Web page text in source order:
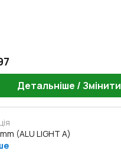
Детальніше / Змінити
(ALU LIGHT A)